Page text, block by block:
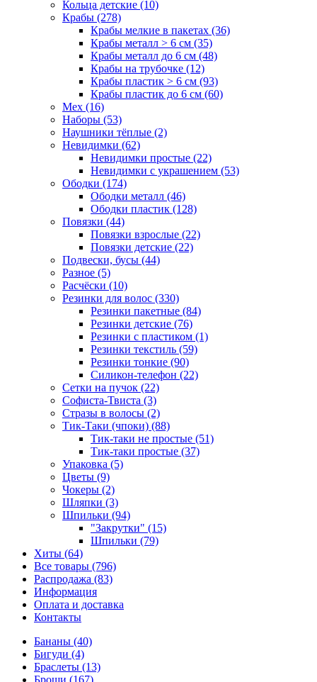
Кольца детские (10)
Крабы (278)
Крабы мелкие в пакетах (36)
Крабы металл > 6 см (35)
Крабы металл до 6 см (48)
Крабы на трубочке (12)
Крабы пластик > 6 см (93)
Крабы пластик до 6 см (60)
Мех (16)
Наборы (53)
Наушники тёплые (2)
Невидимки (62)
Невидимки простые (22)
Невидимки с украшением (53)
Ободки (174)
Ободки металл (46)
Ободки пластик (128)
Повязки (44)
Повязки взрослые (22)
Повязки детские (22)
Подвески, бусы (44)
Разное (5)
Расчёски (10)
Резинки для волос (330)
Резинки пакетные (84)
Резинки детские (76)
Резинки с пластиком (1)
Резинки текстиль (59)
Резинки тонкие (90)
Силикон-телефон (22)
Сетки на пучок (22)
Софиста-Твиста (3)
Стразы в волосы (2)
Тик-Таки (чпоки) (88)
Тик-таки не простые (51)
Тик-таки простые (37)
Упаковка (5)
Цветы (9)
Чокеры (2)
Шляпки (3)
Шпильки (94)
"Закрутки" (15)
Шпильки (79)
Хиты (64)
Все товары (796)
Распродажа (83)
Информация
Оплата и доставка
Контакты
Бананы (40)
Бигуди (4)
Браслеты (13)
Броши (167)